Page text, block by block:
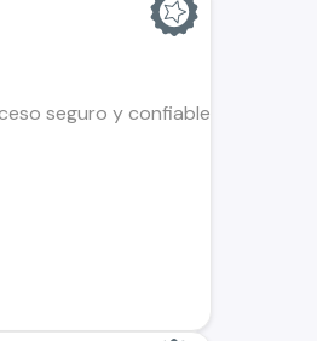
seguro y confiable. Encuentra